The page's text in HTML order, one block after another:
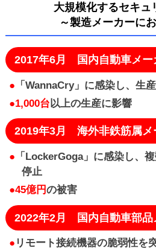
大規模化するセキ
～製造メーカーに
2017年6月 国内自動車メー
● 「WannaCry」に感染し、生
●1,000台 以上の生産に影響
2019年3月 海外非鉄筋属メ
● 「LockerGoga」に感染し、
停止
●45億円の被害
2022年2月 国内自動車部品
● リモート接続機器の脆弱性を